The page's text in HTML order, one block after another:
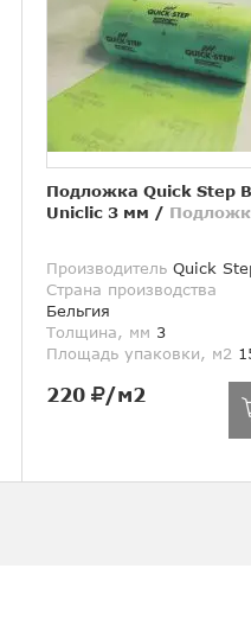
Подложка Quick Step
Uniclic 3 мм /
Производитель Quick
Страна производства
Бельгия
Толщина, мм 3
Площадь упаковки, м2
220 /м2